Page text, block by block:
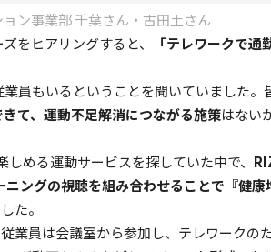
ン事業部 千葉さん・古田土さん
をヒアリングすると、
「テレワークで
員もいるということを聞いていました
て、運動不足解消につながる施策はない
める運動サービスを探していた中で、
ングの視聴を組み合わせることで『健
た。
業員は会議室から参加し、テレワークの